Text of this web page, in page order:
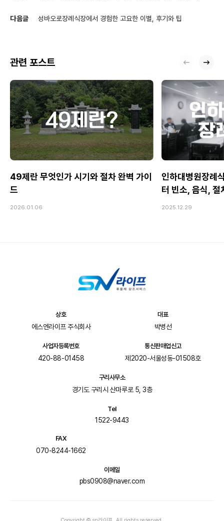
다음글 성바오로장례식장에서 경험한 고요한 이별, 후기와 팁
관련 포스트
49제란 무엇인가 시기와 절차 완벽 가이
드
2026.01.06
인하대병원장례
터 빈소, 음식, 절
2025.12.29
상호
에스엔라이프 주식회사
대표
박병선
사업자등록번호
420-88-01458
통신판매업신고
제2020-서울성동-01508호
구리사무소
경기도 구리시 산마루로 5, 3층
Tel
1522-9443
FAX
070-8244-1662
이메일
pbs0908@naver.com